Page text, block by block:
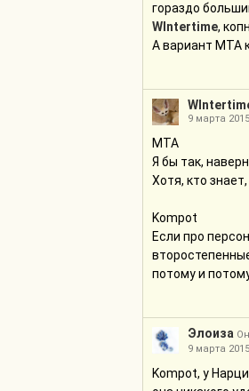
гораздо
WIntertime,
А вариант МТА
9 марта 2015
МТА
Я бы так,
Хотя, кто
Kompot
Если про
потому и
Элоиза
9 марта 2015
Kompot, у